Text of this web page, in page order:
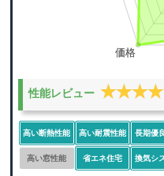
性能レビュー
高い断熱性能 高い耐震性能 長期優
高い窓性能 省エネ住宅 換気シ